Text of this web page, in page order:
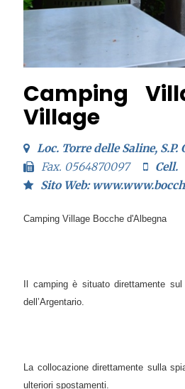
Camping
Village
Loc. Torre delle Saline,
Fax. 0564870097
Cell.
Sito Web:
Camping Village Bocche d'Albegna
Il camping è situato direttamente
dell’Argentario.
La collocazione direttamente sulla
ulteriori spostamenti.